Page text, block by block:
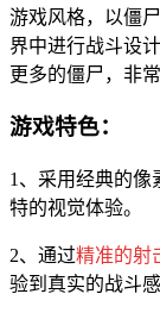
游戏风格，以僵
界中进行战斗设
更多的僵尸，非
游戏特色：
1、采用经典的像
特的视觉体验。
2、通过精准的射
验到真实的战斗感